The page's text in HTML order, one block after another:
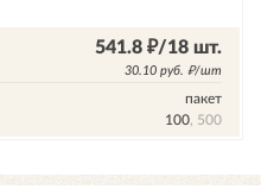
541.8 ₽/18 шт.
30.10 руб. ₽/шт
пакет
100, 500